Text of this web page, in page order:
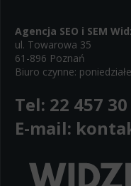
Agencja SEO i SEM
ul. Towarowa 35
61-896 Poznań
Biuro czynne:
Tel: 22 457
E-mail: